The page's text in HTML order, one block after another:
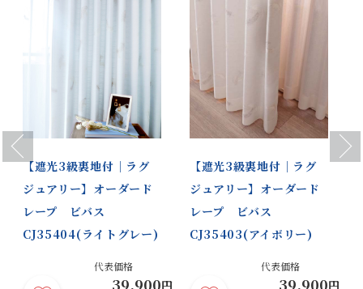
Previous
【遮光3級裏地付｜ラグ
ジュアリー】オーダード
レープ ビバス
CJ35404(ライトグレー)
代表価格
39,900円
【遮光3級裏地付｜ラグ
ジュアリー】オーダード
レープ ビバス
CJ35403(アイボリー)
代表価格
39,900円
Next